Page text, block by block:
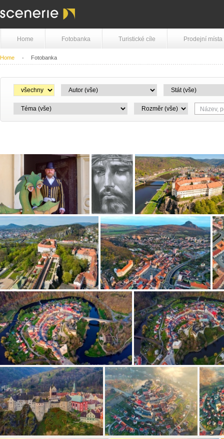
Home Fotobanka Turistické cíle Prodejní místa
Home Fotobanka